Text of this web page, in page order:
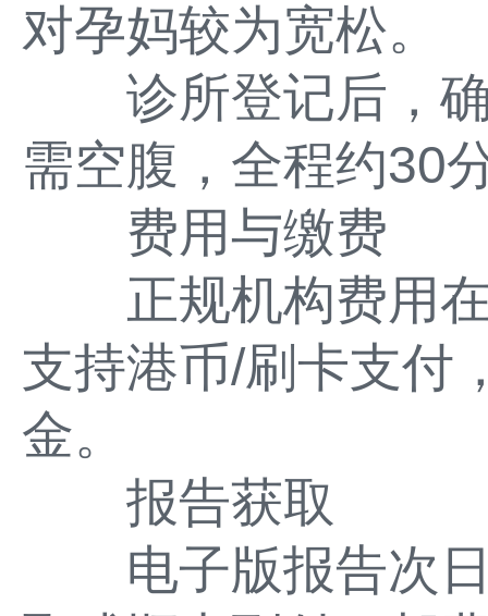
对孕妈较为宽松。
诊所登记后，确
需空腹，全程约30
费用与缴费
正规机构费用在
支持港币/刷卡支付
金。
报告获取
电子版报告次日